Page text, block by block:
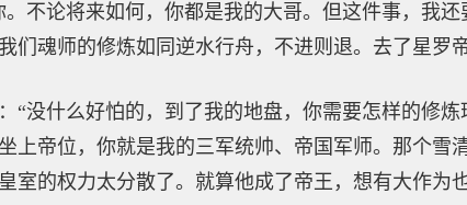
。不论将来如何，你都是我的大哥。但这件事，我
们魂师的修炼如同逆水行舟，不进则退。去了星
“没什么好怕的，到了我的地盘，你需要怎样的修
上帝位，你就是我的三军统帅、帝国军师。那个雪
室的权力太分散了。就算他成了帝王，想有大作为